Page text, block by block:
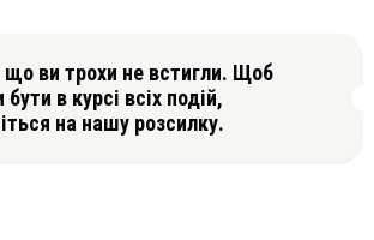
ви трохи не встигли. Щоб
в курсі всіх подій,
на нашу розсилку.